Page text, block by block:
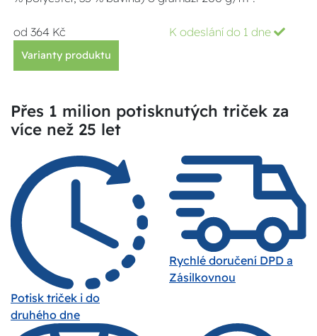
od 364 Kč K odeslání do 1 dne
Varianty produktu
Přes 1 milion potisknutých triček za
více než 25 let
Potisk triček i do
druhého dne
Rychlé doručení DPD a
Zásilkovnou